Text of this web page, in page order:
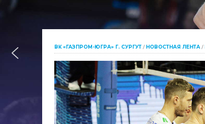
ВК «ГАЗПРОМ-ЮГРА» Г. СУРГУТ / НОВОСТНАЯ ЛЕНТА /